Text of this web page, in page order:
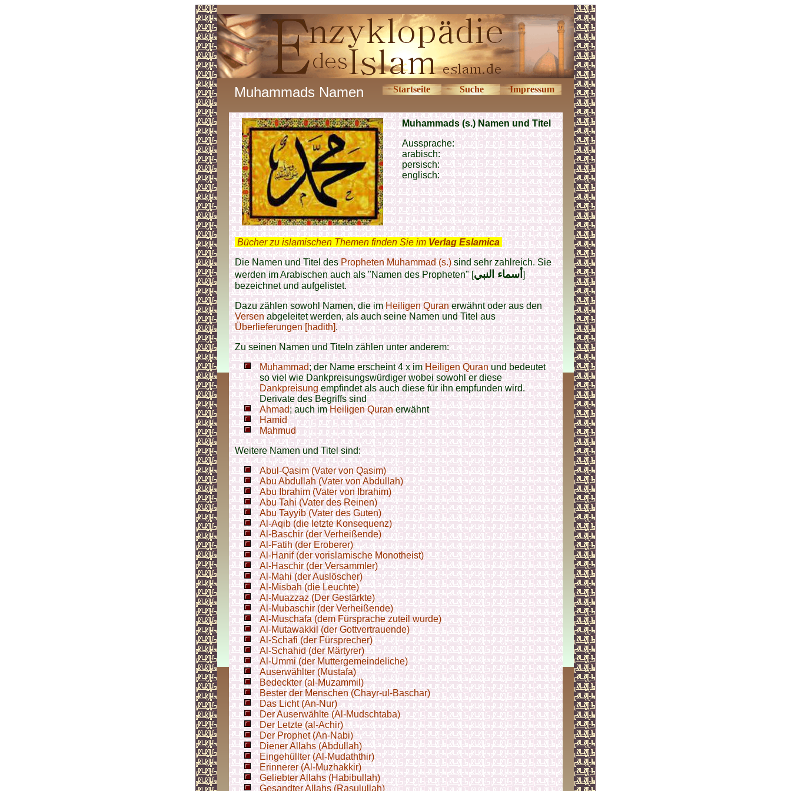
Muhammads Namen Startseite Suche Impressum
Muhammads (s.) Namen und Titel
Aussprache:
arabisch:
persisch:
englisch:
. Bücher zu islamischen Themen finden Sie im Verlag Eslamica.
Die Namen und Titel desPropheten Muhammad (s.)sind sehr zahlreich. Sie
werden im Arabischen auch als "Namen des Propheten" [أسماء النبي]
bezeichnet und aufgelistet.
Dazu zählen sowohl Namen, die imHeiligen Quranerwähnt oder aus den
Versenabgeleitet werden, als auch seine Namen und Titel aus
Überlieferungen [hadith].
Zu seinen Namen und Titeln zählen unter anderem:
Muhammad; der Name erscheint 4 x imHeiligen Quranund bedeutet
so viel wie Dankpreisungswürdiger wobei sowohl er diese
Dankpreisungempfindet als auch diese für ihn empfunden wird.
Derivate des Begriffs sind
Ahmad; auch imHeiligen Quranerwähnt
Hamid
Mahmud
Weitere Namen und Titel sind:
Abul-Qasim (Vater von Qasim)
Abu Abdullah (Vater von Abdullah)
Abu Ibrahim (Vater von Ibrahim)
Abu Tahi (Vater des Reinen)
Abu Tayyib (Vater des Guten)
Al-Aqib (die letzte Konsequenz)
Al-Baschir (der Verheißende)
Al-Fatih (der Eroberer)
Al-Hanif (der vorislamische Monotheist)
Al-Haschir (der Versammler)
Al-Mahi (der Auslöscher)
Al-Misbah (die Leuchte)
Al-Muazzaz (Der Gestärkte)
Al-Mubaschir (der Verheißende)
Al-Muschafa (dem Fürsprache zuteil wurde)
Al-Mutawakkil (der Gottvertrauende)
Al-Schafi (der Fürsprecher)
Al-Schahid (der Märtyrer)
Al-Ummi (der Muttergemeindeliche)
Auserwählter (Mustafa)
Bedeckter (al-Muzammil)
Bester der Menschen (Chayr-ul-Baschar)
Das Licht (An-Nur)
Der Auserwählte (Al-Mudschtaba)
Der Letzte (al-Achir)
Der Prophet (An-Nabi)
Diener Allahs (Abdullah)
Eingehüllter (Al-Mudaththir)
Erinnerer (Al-Muzhakkir)
Geliebter Allahs (Habibullah)
Gesandter Allahs (Rasulullah)